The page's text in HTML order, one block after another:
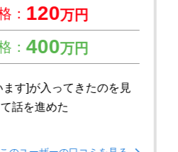
： 120万円
：400万円
す]が入ってきたのを見
話を進めた